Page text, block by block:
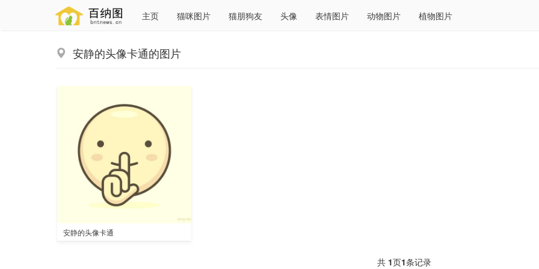
主页 猫咪图片 猫朋狗友 头像 表情图片 动物图片 植物图片
安静的头像卡通的图片
安静的头像卡通
共 1页1条记录